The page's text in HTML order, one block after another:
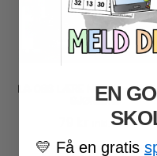
LA OSS LÆRE NORSK –
GJØREORD
inkl. MVA
EN
💛 Få en gratis